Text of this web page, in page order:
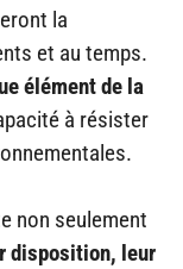
la
et au temps.
élément de la
à résister
non seulement
disposition, leur